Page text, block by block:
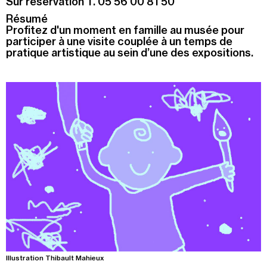
Menu
Recherche
Recherche
Prochainement
Today
Pollen
See all events
Résumé
Profitez d'un moment en famille au musée pour
participer à une visite couplée à un temps de
pratique artistique au sein d’une des expositions.
Illustration Thibault Mahieux